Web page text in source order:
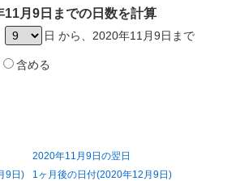
月9日までの日数を計算
日 から、2020年11月9日まで
含める
2020年11月9日の翌日
9日)
1ヶ月後の日付(2020年12月9日)